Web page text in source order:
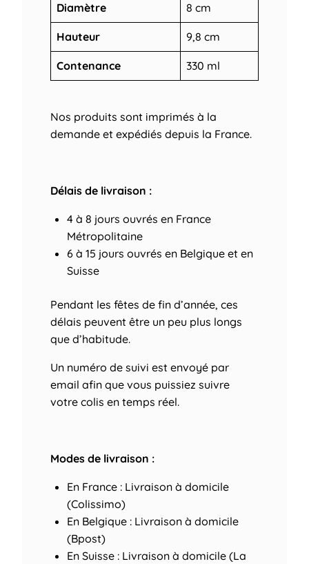
Diamètre 8 cm
Hauteur 9,8 cm
Contenance 330 ml
Nos produits sont imprimés à la
demande et expédiés depuis la France.
Délais de livraison :
4 à 8 jours ouvrés en France
Métropolitaine
6 à 15 jours ouvrés en Belgique et en
Suisse
Pendant les fêtes de fin d’année, ces
délais peuvent être un peu plus longs
que d’habitude.
Un numéro de suivi est envoyé par
email afin que vous puissiez suivre
votre colis en temps réel.
Modes de livraison :
En France : Livraison à domicile
(Colissimo)
En Belgique : Livraison à domicile
(Bpost)
En Suisse : Livraison à domicile (La